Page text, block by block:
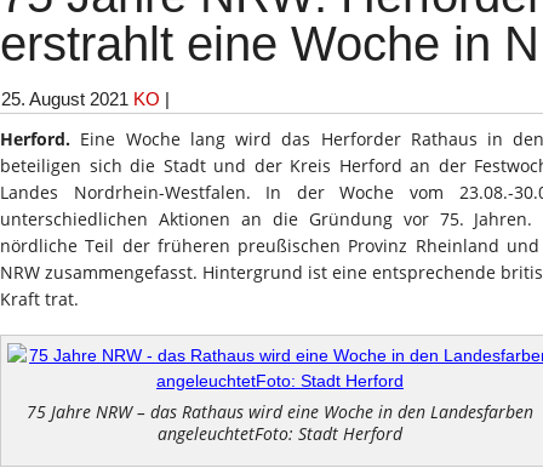
erstrahlt eine Woche in
25. August 2021 KO |
Herford. Eine Woche lang wird das Herforder Rathaus in
beteiligen sich die Stadt und der Kreis Herford an der
Landes Nordrhein-Westfalen. In der Woche vom 23.08.-
unterschiedlichen Aktionen an die Gründung vor 75.
nördliche Teil der früheren preußischen Provinz Rheinland
NRW zusammengefasst. Hintergrund ist eine entsprechende
Kraft trat.
75 Jahre NRW – das Rathaus wird eine Woche in den Landesfarben
angeleuchtetFoto: Stadt Herford